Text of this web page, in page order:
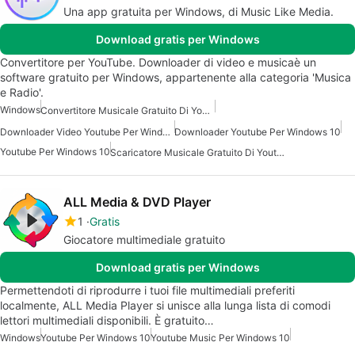
Una app gratuita per Windows, di Music Like Media.
Download gratis per Windows
Convertitore per YouTube. Downloader di video e musicaè un
software gratuito per Windows, appartenente alla categoria 'Musica
e Radio'.
Windows
Convertitore Musicale Gratuito Di Youtube
Downloader Video Youtube Per Windows 10 Downloader Youtube Per Windows 10
Youtube Per Windows 10
Scaricatore Musicale Gratuito Di Youtube
ALL Media & DVD Player
1 Gratis
Giocatore multimediale gratuito
Download gratis per Windows
Permettendoti di riprodurre i tuoi file multimediali preferiti
localmente, ALL Media Player si unisce alla lunga lista di comodi
lettori multimediali disponibili. È gratuito…
WindowsYoutube Per Windows 10Youtube Music Per Windows 10